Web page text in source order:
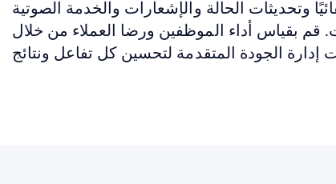
وتحديثات الحالة والإشعارات والخدمة الصوتية
قم بقياس أداء الموظفين ورضا العملاء من خلال